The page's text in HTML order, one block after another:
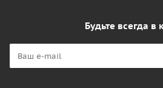
Будьте всегда в